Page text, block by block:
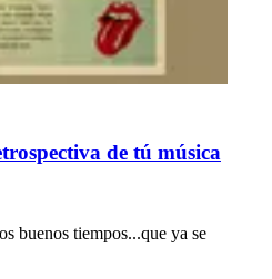
de tú música
buenos tiempos...que ya se